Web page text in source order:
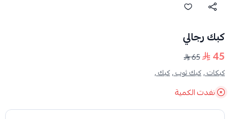
كبك رجالي
45
65
كبكات ,كبك ثوب ,كبك ,
نفدت الكمية